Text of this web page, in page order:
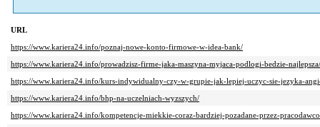
URL
https://www.kariera24.info/poznaj-nowe-konto-firmowe-w-idea-bank/
https://www.kariera24.info/prowadzisz-firme-jaka-maszyna-myjaca-podlogi-bedzie-najlepsza/
https://www.kariera24.info/kurs-indywidualny-czy-w-grupie-jak-lepiej-uczyc-sie-jezyka-
https://www.kariera24.info/bhp-na-uczelniach-wyzszych/
https://www.kariera24.info/kompetencje-miekkie-coraz-bardziej-pozadane-przez-